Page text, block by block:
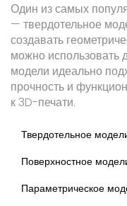
Один из самых
— твердотельное
создавать
можно использовать
модели идеально
прочность и
к 3D-печати.
Твердотельное
Поверхностное
Параметрическое